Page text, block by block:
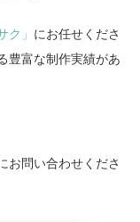
」 にお任せくださ
豊富な制作実績があ
お問い合わせくださ